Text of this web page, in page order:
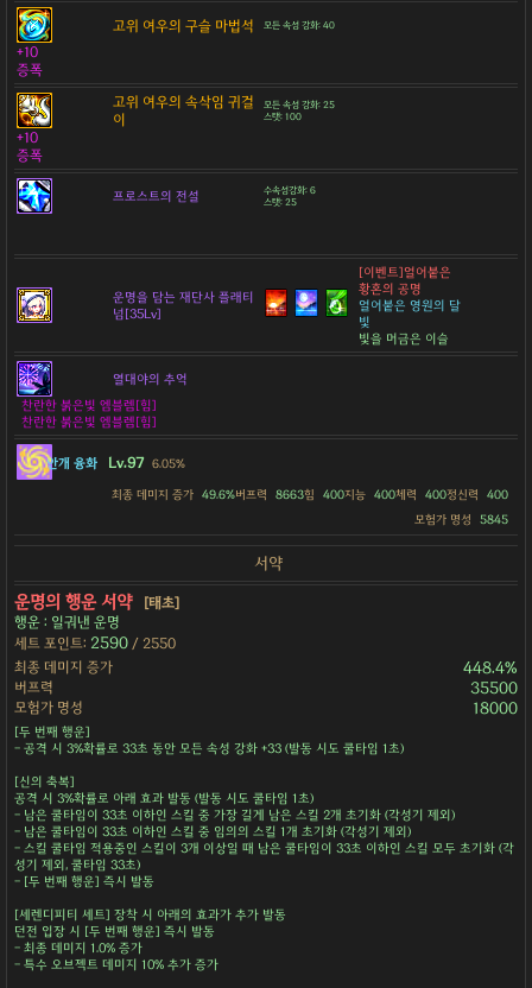
고위 여우의 구슬 마법석 모든 속성 강화: 40
+10
증폭
고위 여우의 속삭임 귀걸
이
모든 속성 강화: 25
스탯: 100
+10
증폭
프로스트의 전설
수속성강화: 6
스탯: 25
운명을 담는 재단사 플래티
넘[35Lv]
[이벤트]얼어붙은
황혼의 공명
얼어붙은 영원의 달
빛
빛을 머금은 이슬
열대야의 추억
찬란한 붉은빛 엠블렘[힘]
찬란한 붉은빛 엠블렘[힘]
안개 융화 Lv.97 6.05%
최종 데미지 증가 49.6%버프력 8663힘 400지능 400체력 400정신력
400
모험가 명성
5845
서약
운명의 행운 서약
[태초]
행운 : 일궈낸 운명
세트 포인트: 2590 / 2550
최종 데미지 증가
448.4%
버프력 35500
모험가 명성 18000
[두 번째 행운]
- 공격 시 3%확률로 33초 동안 모든 속성 강화 +33 (발동 시도 쿨타임 1초)
[신의 축복]
공격 시 3%확률로 아래 효과 발동 (발동 시도 쿨타임 1초)
- 남은 쿨타임이 33초 이하인 스킬 중 가장 길게 남은 스킬 2개 초기화 (각성기 제외)
- 남은 쿨타임이 33초 이하인 스킬 중 임의의 스킬 1개 초기화 (각성기 제외)
- 스킬 쿨타임 적용중인 스킬이 3개 이상일 때 남은 쿨타임이 33초 이하인 스킬 모두 초기화 (각
성기 제외, 쿨타임 33초)
- [두 번째 행운] 즉시 발동
[세렌디피티 세트] 장착 시 아래의 효과가 추가 발동
던전 입장 시 [두 번째 행운] 즉시 발동
- 최종 데미지 1.0% 증가
- 특수 오브젝트 데미지 10% 추가 증가